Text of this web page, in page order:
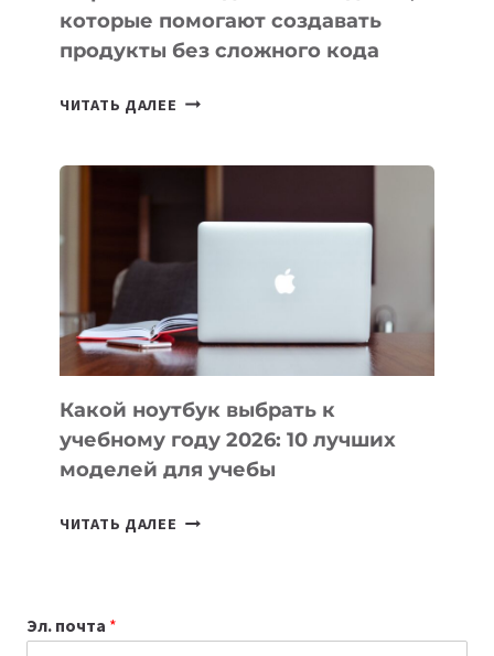
которые помогают создавать
продукты без сложного кода
ЧИТАТЬ ДАЛЕЕ 7
ПОМОГАЮТ
СОЗДАВАТЬ
БЕЗ
СЛОЖНОГО
КОДА
Какой ноутбук выбрать к
учебному году 2026: 10 лучших
моделей для учебы
ЧИТАТЬ ДАЛЕЕ КАКОЙ
Эл. почта *